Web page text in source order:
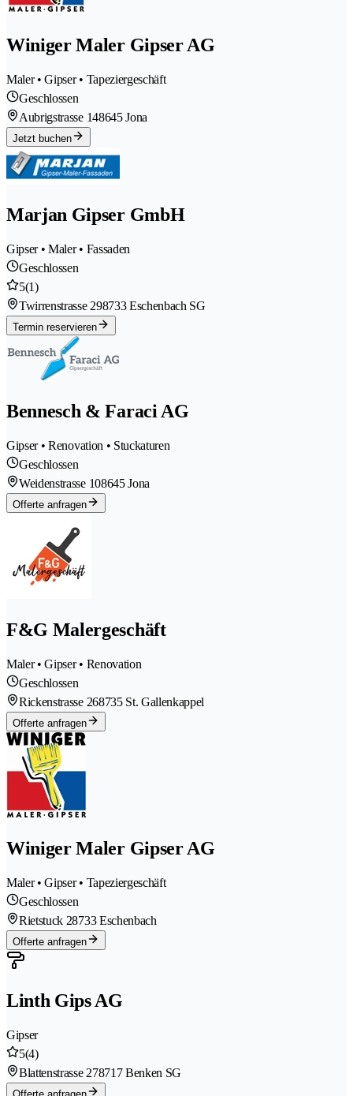
Winiger Maler Gipser AG
Maler • Gipser • Tapeziergeschäft
Geschlossen
Aubrigstrasse 148645 Jona
Jetzt buchen
Marjan Gipser GmbH
Gipser • Maler • Fassaden
Geschlossen
5(1)
Twirrenstrasse 298733 Eschenbach SG
Termin reservieren
Bennesch & Faraci AG
Gipser • Renovation • Stuckaturen
Geschlossen
Weidenstrasse 108645 Jona
Offerte anfragen
F&G Malergeschäft
Maler • Gipser • Renovation
Geschlossen
Rickenstrasse 268735 St. Gallenkappel
Offerte anfragen
Winiger Maler Gipser AG
Maler • Gipser • Tapeziergeschäft
Geschlossen
Rietstuck 28733 Eschenbach
Offerte anfragen
Linth Gips AG
Gipser
5(4)
Blattenstrasse 278717 Benken SG